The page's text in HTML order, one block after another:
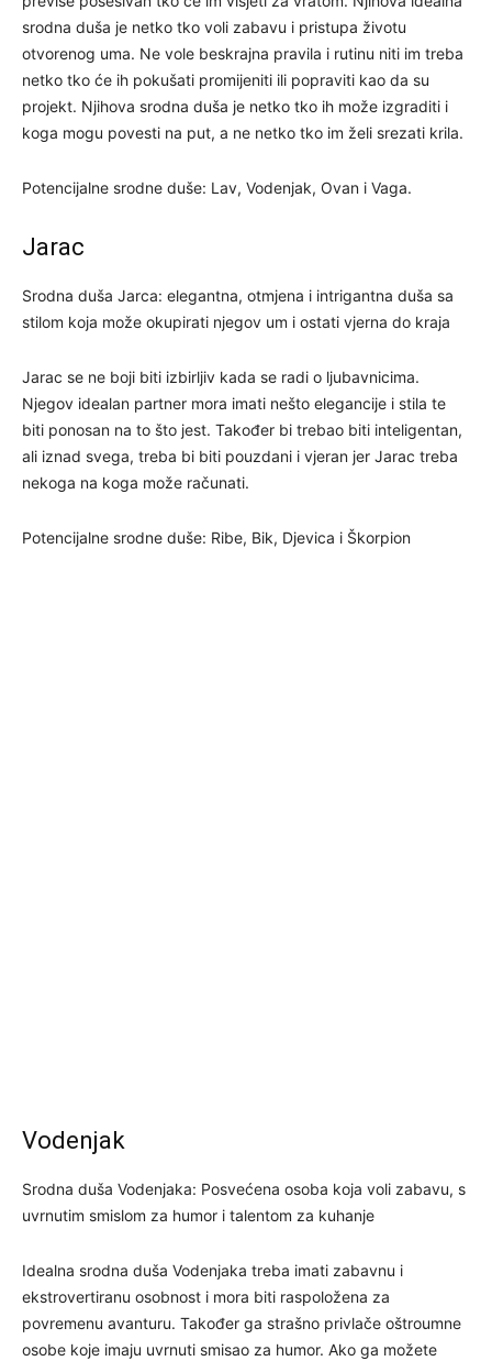
srodna duša je netko tko voli zabavu i pristupa životu
otvorenog uma. Ne vole beskrajna pravila i rutinu niti im treba
netko tko će ih pokušati promijeniti ili popraviti kao da su
projekt. Njihova srodna duša je netko tko ih može izgraditi i
koga mogu povesti na put, a ne netko tko im želi srezati krila.
Potencijalne srodne duše: Lav, Vodenjak, Ovan i Vaga.
Jarac
Srodna duša Jarca: elegantna, otmjena i intrigantna duša sa
stilom koja može okupirati njegov um i ostati vjerna do kraja
Jarac se ne boji biti izbirljiv kada se radi o ljubavnicima.
Njegov idealan partner mora imati nešto elegancije i stila te
biti ponosan na to što jest. Također bi trebao biti inteligentan,
ali iznad svega, treba bi biti pouzdani i vjeran jer Jarac treba
nekoga na koga može računati.
Potencijalne srodne duše: Ribe, Bik, Djevica i Škorpion
Vodenjak
Srodna duša Vodenjaka: Posvećena osoba koja voli zabavu, s
uvrnutim smislom za humor i talentom za kuhanje
Idealna srodna duša Vodenjaka treba imati zabavnu i
ekstrovertiranu osobnost i mora biti raspoložena za
povremenu avanturu. Također ga strašno privlače oštroumne
osobe koje imaju uvrnuti smisao za humor. Ako ga možete